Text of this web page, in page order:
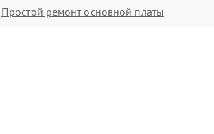
Простой ремонт основной платы